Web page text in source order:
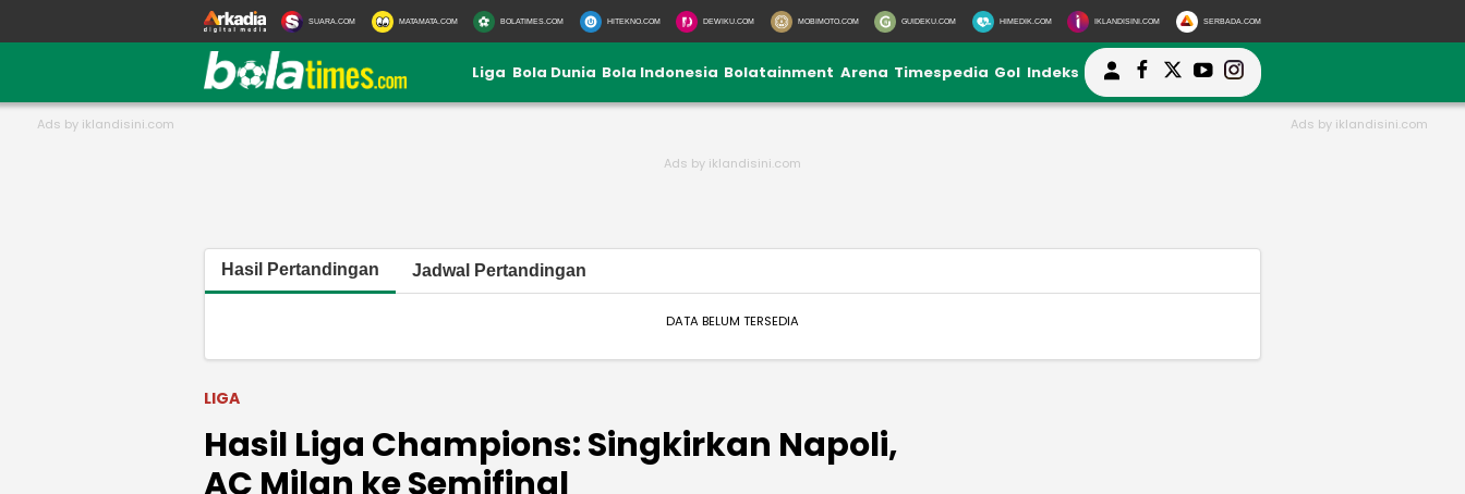
SUARA.COM MATAMATA.COM BOLATIMES.COM HITEKNO.COM DEWIKU.COM MOBIMOTO.COM GUIDEKU.COM HIMEDIK.COM IKLANDISINI.COM SERBADA.COM
Liga Bola Dunia Bola Indonesia Bolatainment Arena Timespedia Gol Indeks
Hasil Pertandingan Jadwal Pertandingan
DATA BELUM TERSEDIA
LIGA
Hasil Liga Champions: Singkirkan Napoli,
AC Milan ke Semifinal